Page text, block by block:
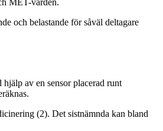
MET-värden.
och belastande för såväl deltagare
av en sensor placerad runt
(2). Det sistnämnda kan bland